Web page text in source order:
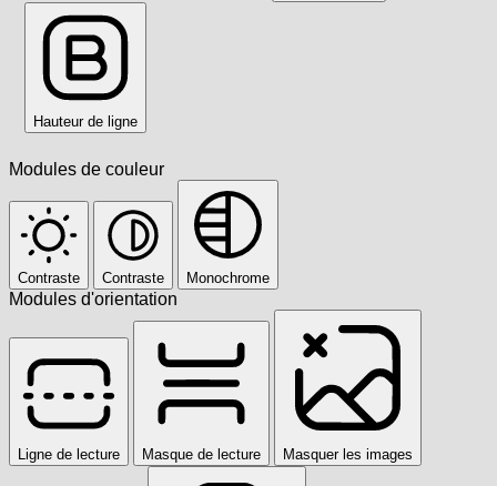
Hauteur de ligne
Modules de couleur
Contraste Contraste Monochrome
Modules d'orientation
Ligne de lecture Masque de lecture Masquer les images